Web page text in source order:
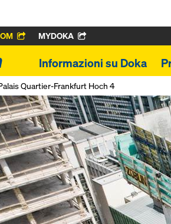
MYDOKA
Informazioni su Doka
Quartier-Frankfurt Hoch 4